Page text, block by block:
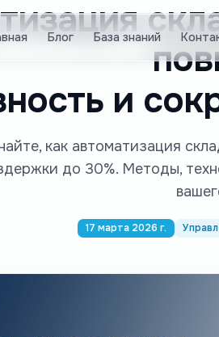
Блог База знаний
и
как автоматизация
до 30%. Методы,
17 марта 2026 г.